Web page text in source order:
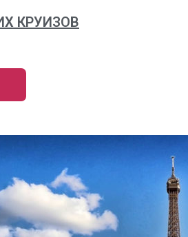
КРУИЗОВ